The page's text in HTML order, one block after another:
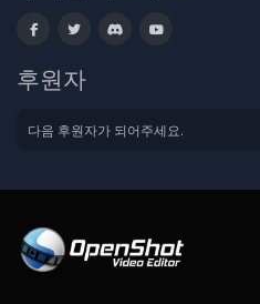
후원자
다음 후원자가 되어주세요.